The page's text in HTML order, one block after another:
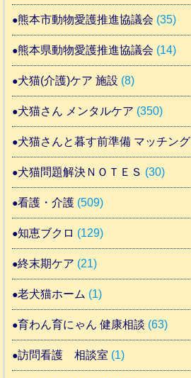
熊本市動物愛護推進協議会 (35)
熊本県動物愛護推進協議会 (14)
犬猫(介護)ケア 施設 (8)
犬猫さん メンタルケア (350)
犬猫さんと暮す前準備 マッチング
犬猫問題解決ＮＯＴＥＳ (30)
看護・介護 (509)
知恵ブクロ (129)
終末期ケア (21)
老犬猫ホーム (1)
育わん育にゃん 健康相談 (63)
訪問看護 相談室 (1)